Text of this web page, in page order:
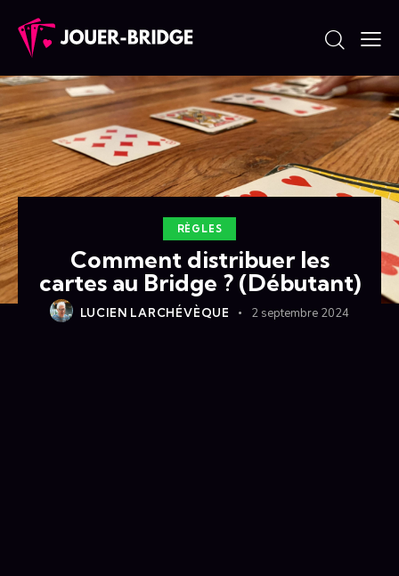
RÈGLES
Comment distribuer les
cartes au Bridge ? (Débutant)
LUCIEN LARCHÉVÈQUE 2 septembre 2024